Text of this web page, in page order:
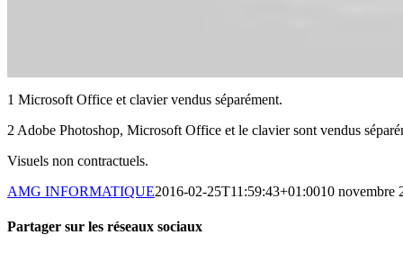
1 Microsoft Office et clavier vendus séparément.
2 Adobe Photoshop, Microsoft Office et le clavier sont vendus
Visuels non contractuels.
AMG INFORMATIQUE2016-02-25T11:59:43+01:0010 novembre
Partager sur les réseaux sociaux